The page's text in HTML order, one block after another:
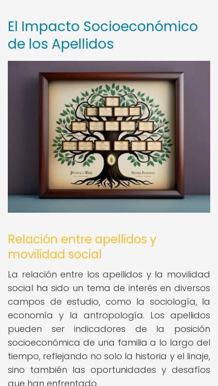
El Impacto Socioeconómico
de los Apellidos
Relación entre apellidos y
movilidad social
La relación entre los apellidos y la movilidad
social ha sido un tema de interés en diversos
campos de estudio, como la sociología, la
economía y la antropología. Los apellidos
pueden ser indicadores de la posición
socioeconómica de una familia a lo largo del
tiempo, reflejando no solo la historia y el linaje,
sino también las oportunidades y desafíos
que han enfrentado.